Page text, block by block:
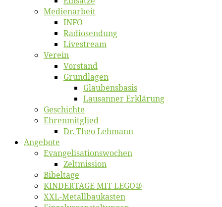
Me­di­en­ar­beit
INFO
Ra­dio­sen­dung
Live­stream
Ver­ein
Vor­stand
Grund­la­gen
Glaubens­ba­sis
Lausan­ner Erklärung
Ge­schich­te
Eh­ren­mit­glied
Dr. Theo Lehmann
An­ge­bo­te
Evangelisa­tions­wo­chen
Zelt­mis­si­on
Bi­bel­ta­ge
KINDERTAGE MIT LEGO®
XXL-Me­­tal­l­­bau­­kas­­ten